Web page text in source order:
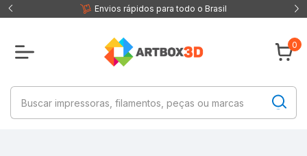
Envios rápidos para todo o Brasil
0